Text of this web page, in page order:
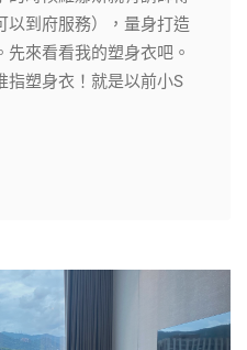
以到府服務），量身打造
來看看我的塑身衣吧。
指塑身衣！就是以前小S